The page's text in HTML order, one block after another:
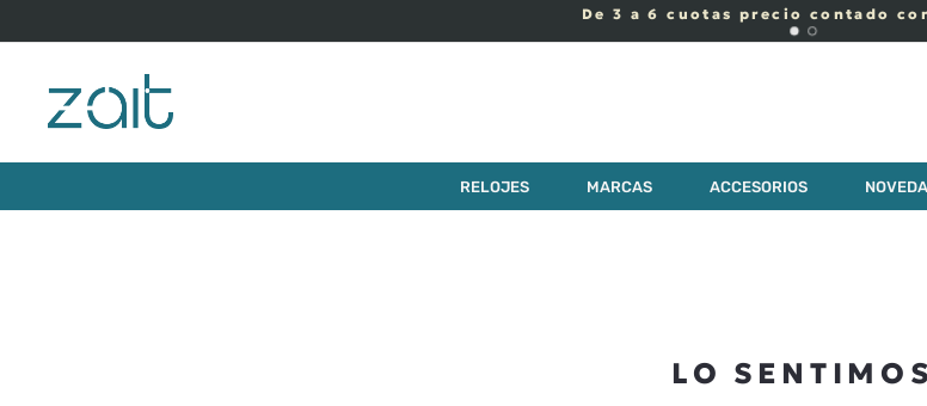
De 3 a 6 cuotas precio contado
RELOJES MARCAS ACCESORIOS
LO SENTIMOS